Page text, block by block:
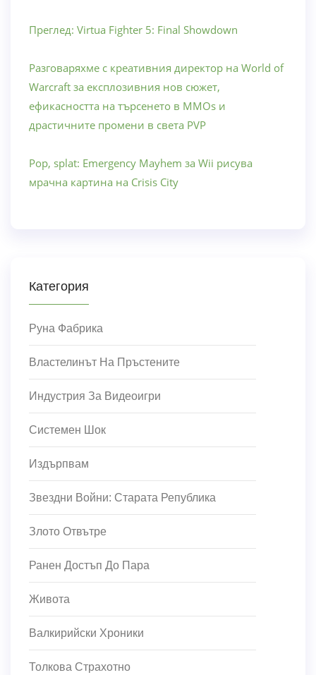
Преглед: Virtua Fighter 5: Final Showdown
Разговаряхме с креативния директор на World of
Warcraft за експлозивния нов сюжет,
ефикасността на търсенето в MMOs и
драстичните промени в света PVP
Pop, splat: Emergency Mayhem за Wii рисува
мрачна картина на Crisis City
Категория
Руна Фабрика
Властелинът На Пръстените
Индустрия За Видеоигри
Системен Шок
Издърпвам
Звездни Войни: Старата Република
Злото Отвътре
Ранен Достъп До Пара
Живота
Валкирийски Хроники
Толкова Страхотно